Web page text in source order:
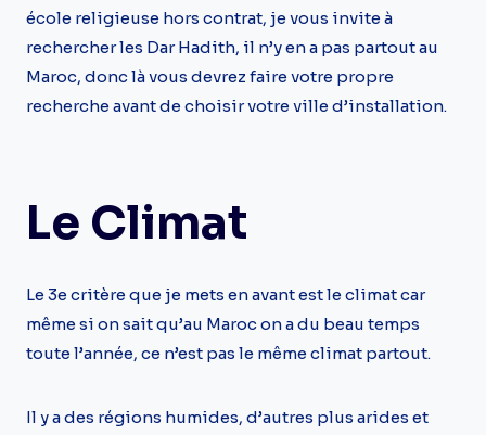
école religieuse hors contrat, je vous invite à
rechercher les Dar Hadith, il n’y en a pas partout au
Maroc, donc là vous devrez faire votre propre
recherche avant de choisir votre ville d’installation.
Le Climat
Le 3e critère que je mets en avant est le climat car
même si on sait qu’au Maroc on a du beau temps
toute l’année, ce n’est pas le même climat partout.
Il y a des régions humides, d’autres plus arides et